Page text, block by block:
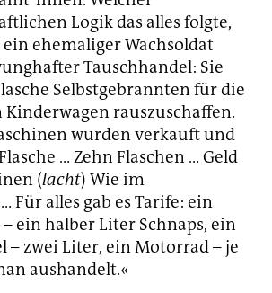
Logik das alles folgte,
ehemaliger Wachsoldat
Tauschhandel: Sie
Selbstgebrannten für die
rauszuschaffen.
wurden verkauft und
… Zehn Flaschen … Geld
(lacht) Wie im
Für alles gab es Tarife: ein
ein halber Liter Schnaps, ein
– zwei Liter, ein Motorrad – je
aushandelt.«